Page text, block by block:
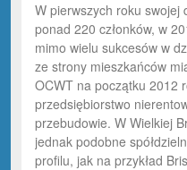
W pierwszych roku swojej
ponad 220 członków, w
mimo wielu sukcesów w
ze strony mieszkańców
OCWT na początku 2012
przedsiębiorstwo
przebudowie. W Wielkiej
jednak podobne
profilu, jak na przykład